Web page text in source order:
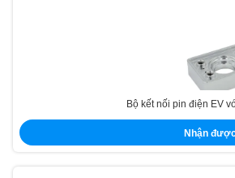
Bộ kết nối pin điện EV
Nhận